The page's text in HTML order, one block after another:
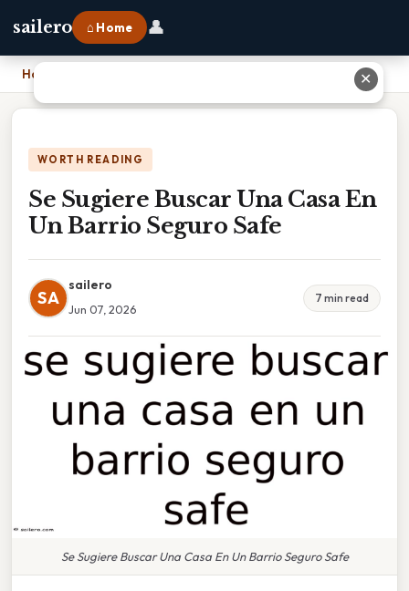
sailero ⌂ Home 👤
Home
WORTH READING
Se Sugiere Buscar Una Casa En
Un Barrio Seguro Safe
SA
sailero
Jun 07, 2026
7 min read
Se Sugiere Buscar Una Casa En Un Barrio Seguro Safe
✕